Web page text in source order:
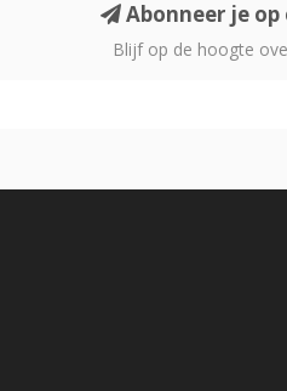
Abonneer je op
Blijf op de hoogte